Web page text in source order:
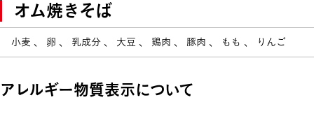
オム焼きそば
小麦 、 卵 、 乳成分 、 大豆 、 鶏肉 、 豚肉 、 もも 、 りんご
アレルギー物質表示について